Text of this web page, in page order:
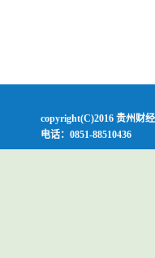
copyright(C)2016 贵州财
电话：0851-88510436